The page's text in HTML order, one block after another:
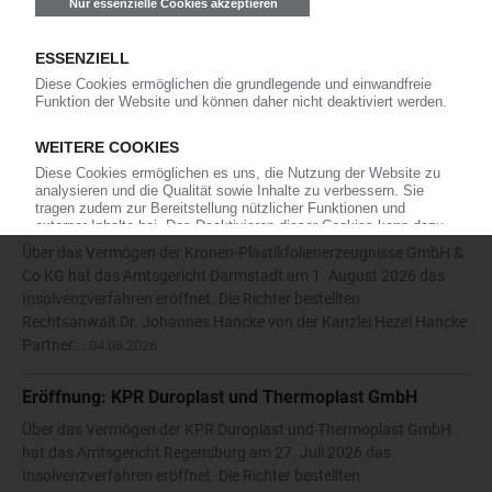
Antrag: Karl Hess GmbH & Co KG
Die Karl Hess GmbH & Co KG hat die Eröffnung eines
Insolvenzverfahrens beantragt. Das Amtsgericht Siegen bestellte
daraufhin am 27. Juli 2026 den Rechtsanwalt Nikolaos
vorläufigen...05.08.2026
Eröffnung: Kronen-Plastikfolienerzeugnisse GmbH & Co
KG
Über das Vermögen der Kronen-Plastikfolienerzeugnisse GmbH &
Co KG hat das Amtsgericht Darmstadt am 1. August 2026 das
Insolvenzverfahren eröffnet. Die Richter bestellten
Rechtsanwalt Dr. Johannes Hancke von der Kanzlei Hezel Hancke
Partner...
Eröffnung: KPR Duroplast und Thermoplast GmbH
Über das Vermögen der KPR Duroplast und Thermoplast GmbH
hat das Amtsgericht Regensburg am 27. Juli 2026 das
Insolvenzverfahren eröffnet. Die Richter bestellten